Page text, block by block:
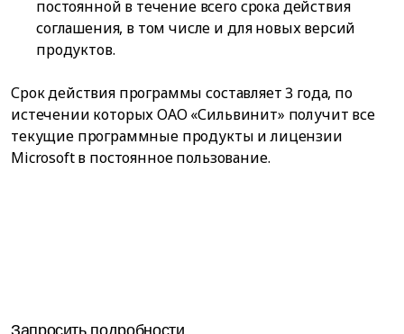
постоянной в течение всего срока действия
соглашения, в том числе и для новых версий
продуктов.
Срок действия программы составляет 3 года, по
истечении которых ОАО «Сильвинит» получит все
текущие программные продукты и лицензии
Microsoft в постоянное пользование.
Запросить подробности